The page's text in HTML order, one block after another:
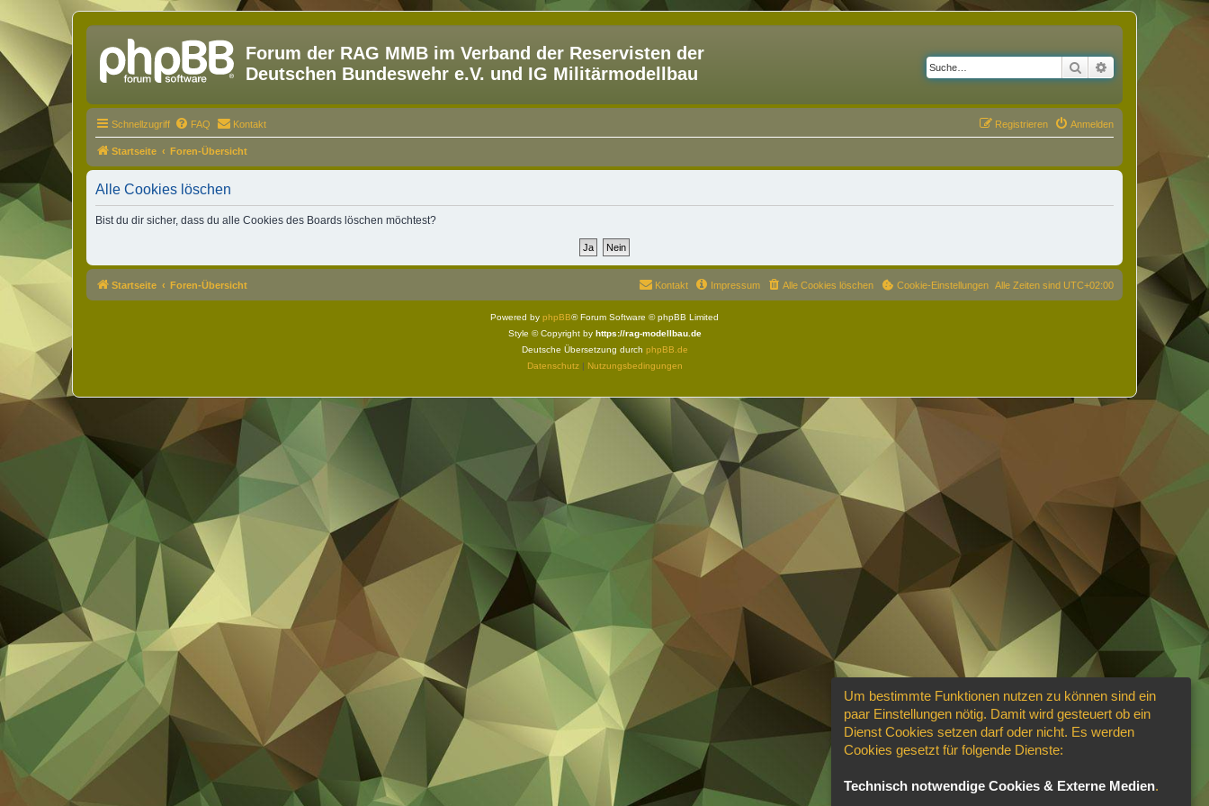
Forum der RAG MMB im Verband der Reservisten der
Deutschen Bundeswehr e.V. und IG Militärmodellbau
Suche Erweiterte Suche
Schnellzugriff FAQ Kontakt Anmelden
Registrieren
Startseite Foren-Übersicht
Alle Cookies löschen
Bist du dir sicher, dass du alle Cookies des Boards löschen möchtest?
Startseite Foren-Übersicht Alle Zeiten sind UTC+02:00
Cookie-Einstellungen
Alle Cookies löschen
Impressum
Kontakt
Powered by phpBB® Forum Software © phpBB Limited
Style © Copyright by https://rag-modellbau.de
Deutsche Übersetzung durch phpBB.de
Datenschutz| Nutzungsbedingungen
Um bestimmte Funktionen nutzen zu können sind ein
paar Einstellungen nötig. Damit wird gesteuert ob ein
Dienst Cookies setzen darf oder nicht. Es werden
Cookies gesetzt für folgende Dienste:
Technisch notwendige Cookies & Externe Medien.